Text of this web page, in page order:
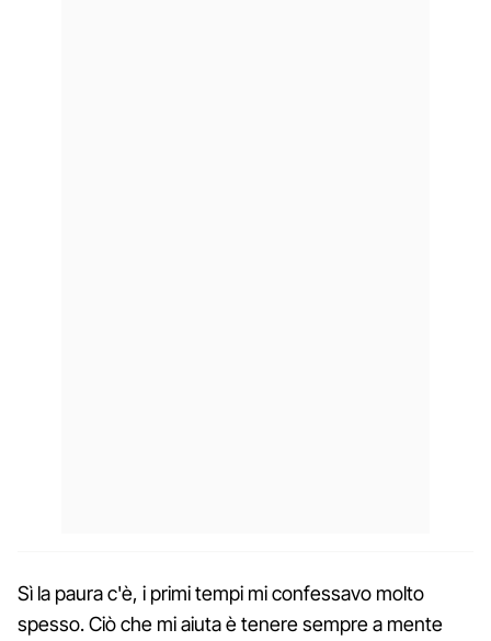
Sì la paura c'è, i primi tempi mi confessavo molto
spesso. Ciò che mi aiuta è tenere sempre a mente